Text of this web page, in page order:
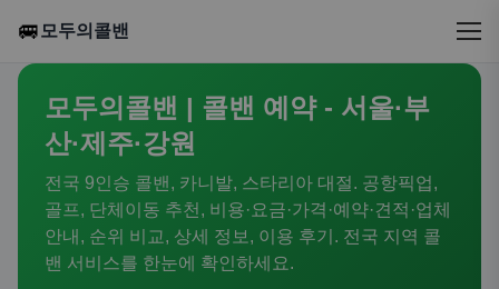
🚐 모두의콜밴
모두의콜밴 | 콜밴 예약 - 서울·부
산·제주·강원
전국 9인승 콜밴, 카니발, 스타리아 대절. 공항픽업,
골프, 단체이동 추천, 비용·요금·가격·예약·견적·업체
안내, 순위 비교, 상세 정보, 이용 후기. 전국 지역 콜
밴 서비스를 한눈에 확인하세요.